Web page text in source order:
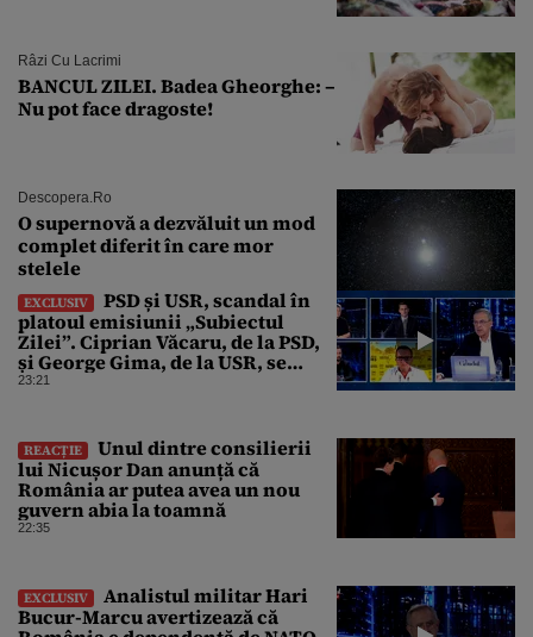
Râzi Cu Lacrimi
BANCUL ZILEI. Badea Gheorghe: –
Nu pot face dragoste!
Descopera.ro
O supernovă a dezvăluit un mod
complet diferit în care mor
stelele
EXCLUSIV
PSD și USR, scandal în
platoul emisiunii „Subiectul
Zilei”. Ciprian Văcaru, de la PSD,
și George Gima, de la USR, se
ceartă din cauza centralelor pe
23:21
REACȚIE
Unul dintre consilierii
lui Nicușor Dan anunță că
România ar putea avea un nou
guvern abia la toamnă
22:35
EXCLUSIV
Analistul militar Hari
Bucur-Marcu avertizează că